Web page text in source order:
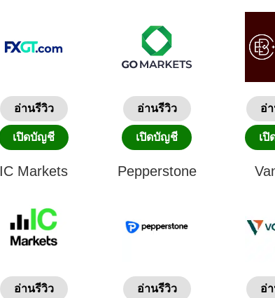
อ่านรีวิว
เปิดบัญชี
อ่านรีวิว
เปิดบัญชี
อ่
เ
IC Markets
อ่านรีวิว
Pepperstone
อ่านรีวิว อ่